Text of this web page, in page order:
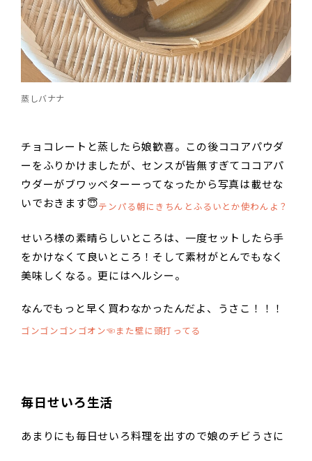
蒸しバナナ
チョコレートと蒸したら娘歓喜。この後ココアパウダ
ーをふりかけましたが、センスが皆無すぎてココアパ
ウダーがブワッベターーってなったから写真は載せな
いでおきます😇テンパる朝にきちんとふるいとか使わんよ？
せいろ様の素晴らしいところは、一度セットしたら手
をかけなくて良いところ！そして素材がとんでもなく
美味しくなる。更にはヘルシー。
なんでもっと早く買わなかったんだよ、うさこ！！！
ゴンゴンゴンゴオン☜また壁に頭打ってる
毎日せいろ生活
あまりにも毎日せいろ料理を出すので娘のチビうさに